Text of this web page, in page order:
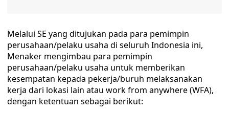
Melalui SE yang ditujukan pada para pemimpin
perusahaan/pelaku usaha di seluruh Indonesia ini,
Menaker mengimbau para pemimpin
perusahaan/pelaku usaha untuk memberikan
kesempatan kepada pekerja/buruh melaksanakan
kerja dari lokasi lain atau work from anywhere (WFA),
dengan ketentuan sebagai berikut: